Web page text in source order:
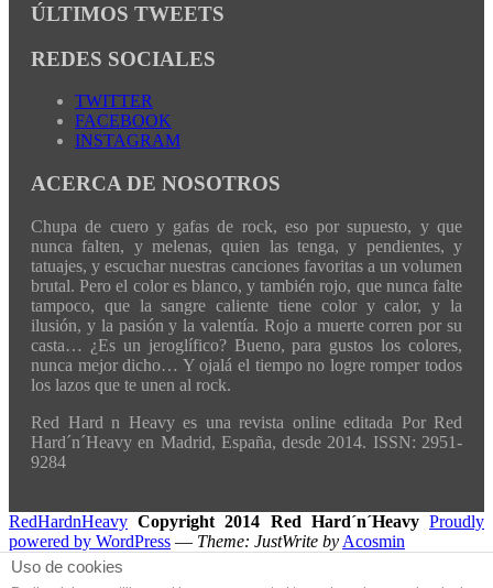
ÚLTIMOS TWEETS
REDES SOCIALES
TWITTER
FACEBOOK
INSTAGRAM
ACERCA DE NOSOTROS
Chupa de cuero y gafas de rock, eso por supuesto, y que
nunca falten, y melenas, quien las tenga, y pendientes, y
tatuajes, y escuchar nuestras canciones favoritas a un volumen
brutal. Pero el color es blanco, y también rojo, que nunca falte
tampoco, que la sangre caliente tiene color y calor, y la
ilusión, y la pasión y la valentía. Rojo a muerte corren por su
casta… ¿Es un jeroglífico? Bueno, para gustos los colores,
nunca mejor dicho… Y ojalá el tiempo no logre romper todos
los lazos que te unen al rock.
Red Hard n Heavy es una revista online editada Por Red
Hard´n´Heavy en Madrid, España, desde 2014. ISSN: 2951-
9284
RedHardnHeavy Copyright 2014 Red Hard´n´Heavy Proudly
powered by WordPress — Theme: JustWrite by Acosmin
Uso de cookies